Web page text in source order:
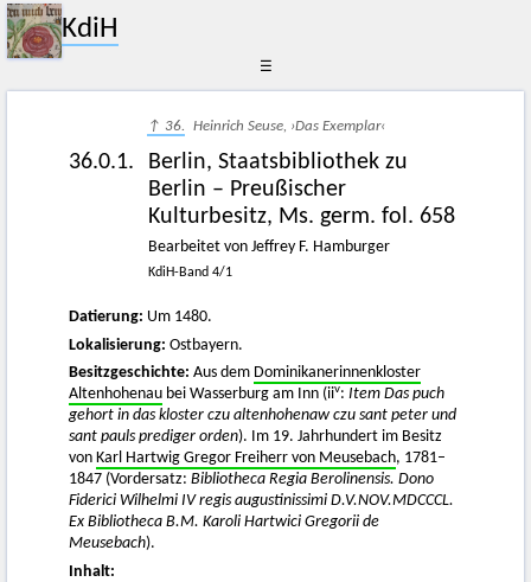
KdiH
☰
↑ 36. Heinrich Seuse, ›Das Exemplar‹
36.0.1.
Berlin, Staatsbibliothek zu
Berlin – Preußischer
Kulturbesitz, Ms. germ. fol. 658
Bearbeitet von Jeffrey F. Hamburger
KdiH-Band 4/1
Datierung: Um 1480.
Lokalisierung: Ostbayern.
Besitzgeschichte: Aus dem Dominikanerinnenkloster
Altenhohenau bei Wasserburg am Inn (iiv: Item Das puch
gehort in das kloster czu altenhohenaw czu sant peter und
sant pauls prediger orden). Im 19. Jahrhundert im Besitz
von Karl Hartwig Gregor Freiherr von Meusebach, 1781–
1847 (Vordersatz: Bibliotheca Regia Berolinensis. Dono
Fiderici Wilhelmi IV regis augustinissimi D.V.NOV.MDCCCL.
Ex Bibliotheca B.M. Karoli Hartwici Gregorii de
Meusebach).
Inhalt: